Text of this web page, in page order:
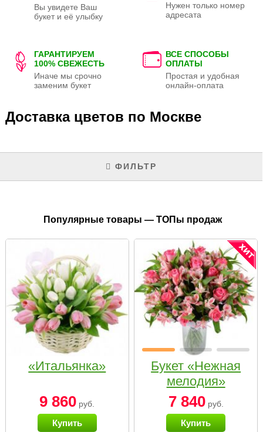
Вы увидете Ваш
букет и её улыбку
Нужен только номер
адресата
ГАРАНТИРУЕМ
100% СВЕЖЕСТЬ
Иначе мы срочно
заменим букет
ВСЕ СПОСОБЫ
ОПЛАТЫ
Простая и удобная
онлайн-оплата
Доставка цветов по Москве
ФИЛЬТР
Популярные товары — ТОПы продаж
«Итальянка»
9 860 руб.
Купить
Букет «Нежная
мелодия»
7 840руб.
Купить